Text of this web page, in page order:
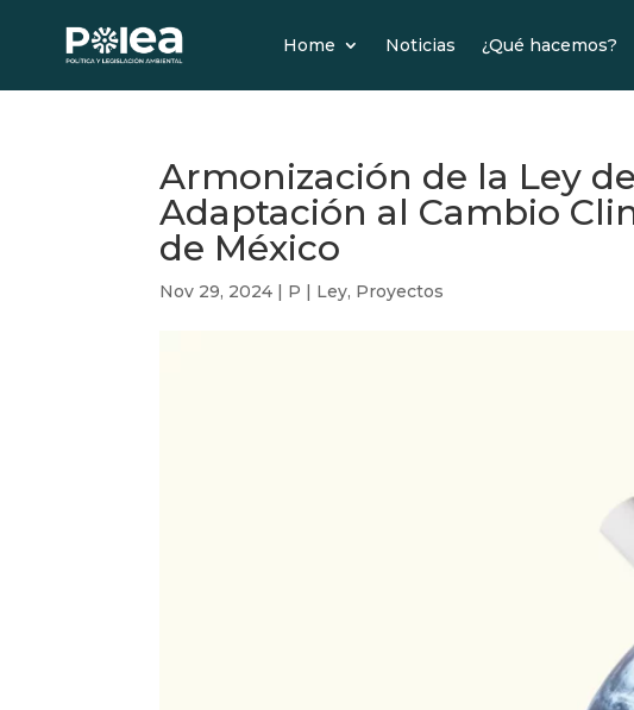
Home Noticias ¿Qué hacemos?
Armonización de la Ley
Adaptación al Cambio
de México
Nov 29, 2024 | P | Ley, Proyectos